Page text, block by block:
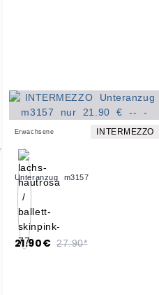
Erwachsene INTERMEZZO
Unteranzug m3157
21.90€ 27.90*